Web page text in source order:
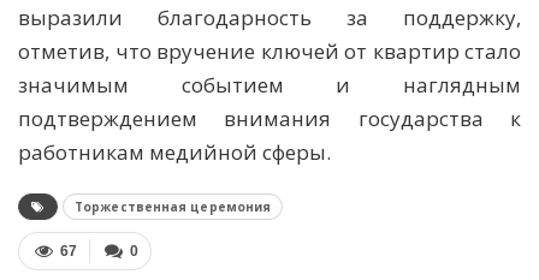
выразили благодарность за поддержку,
отметив, что вручение ключей от квартир стало
значимым событием и наглядным
подтверждением внимания государства к
работникам медийной сферы.
Торжественная церемония
0
67